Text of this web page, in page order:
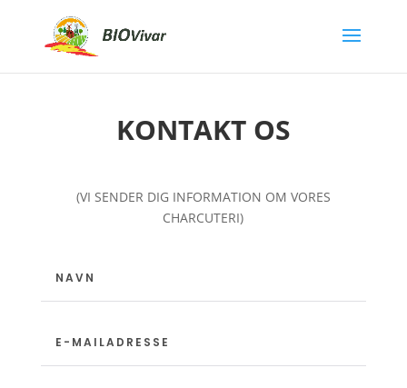
KONTAKT OS
(VI SENDER DIG INFORMATION OM VORES
CHARCUTERI)